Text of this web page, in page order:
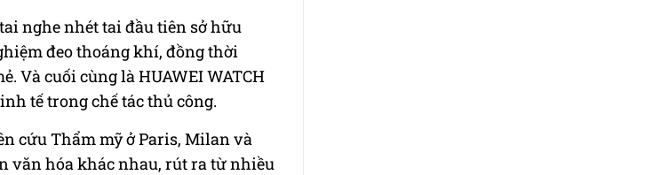
nghe nhét tai đầu tiên sở hữu
đeo thoáng khí, đồng thời
Và cuối cùng là HUAWEI WATCH
tế trong chế tác thủ công.
cứu Thẩm mỹ ở Paris, Milan và
văn hóa khác nhau, rút ra từ nhiều